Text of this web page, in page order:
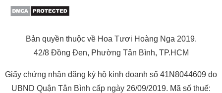
Bản quyền thuộc về Hoa Tươi Hoàng Nga 2019.
42/8 Đồng Đen, Phường Tân Bình, TP.HCM
Giấy chứng nhận đăng ký hộ kinh doanh số 41N8044609 do
UBND Quận Tân Bình cấp ngày 26/09/2019. Mã số thuế: